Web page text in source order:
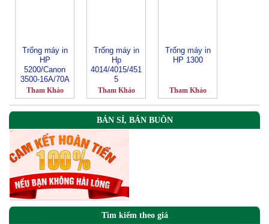
Trống máy in
HP
5200/Canon
3500-16A/70A
Tham Khảo
Trống máy in
Hp
4014/4015/451
5
Tham Khảo
Trống máy in
HP 1300
Tham Khảo
BÁN SỈ, BÁN BUÔN
Tìm kiếm theo giá